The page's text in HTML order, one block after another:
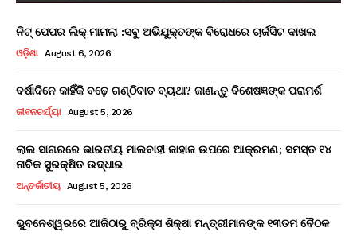
ନିଟ୍ ପେପର ଲିକ୍ ମାମଲା :ସବୁ ଅଭିଯୁକ୍ତଙ୍କ ବିରୋଧରେ ଚାର୍ଜସିଟ ଦାଖଲ
ଓଡ଼ିଶା August 6, 2026
ବର୍ଷାଦିନେ କାହିଁକି ବଢ଼େ ଗଣ୍ଠିବାତ ବ୍ୟଥା? ଜାଣନ୍ତୁ ବିଶେଷଜ୍ଞଙ୍କ ପରାମର୍ଶ
ଜୀବନଚର୍ଯ୍ୟା August 5, 2026
ଲାଲ ସାଗରରେ ଭାରତୀୟ ମାଲବାହୀ ଜାହାଜ ଉପରେ ଆକ୍ରମଣ; ସମସ୍ତ ୧୪
ନାବିକ ସୁରକ୍ଷିତ ଉଦ୍ଧାର
ଅନ୍ତର୍ଜାତୀୟ August 5, 2026
ଭୁବନେଶ୍ୱରରେ ଆଜିଠାରୁ ବ୍ରିକ୍ସ ଶିକ୍ଷା ମନ୍ତ୍ରୀମାନଙ୍କ ୧୩ତମ ବୈଠକ